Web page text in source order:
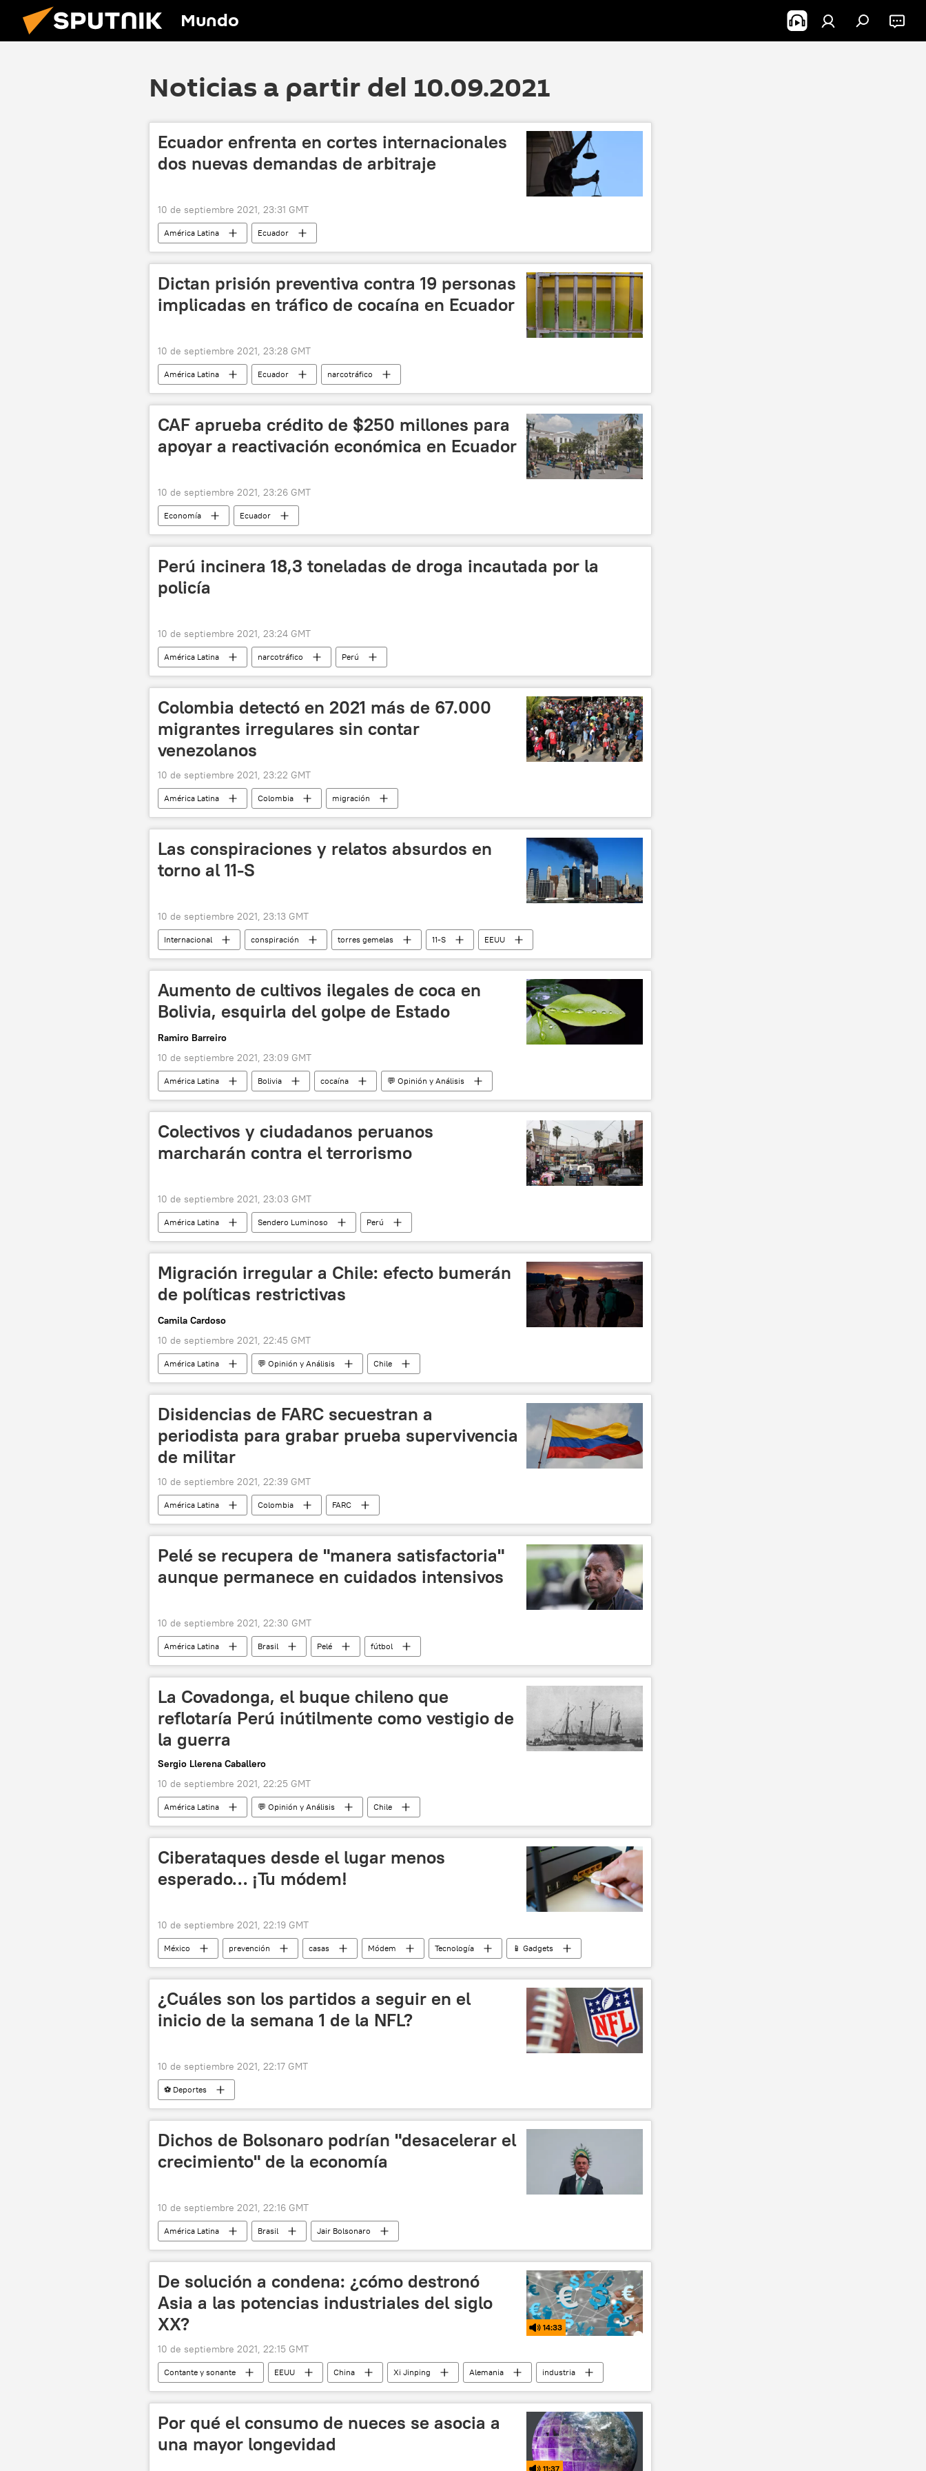
Mundo
Noticias a partir del 10.09.2021
Ecuador enfrenta en cortes internacionales
dos nuevas demandas de arbitraje
10 de septiembre 2021, 23:31 GMT
América Latina Ecuador
Dictan prisión preventiva contra 19 personas
implicadas en tráfico de cocaína en Ecuador
10 de septiembre 2021, 23:28 GMT
América Latina Ecuador narcotráfico
CAF aprueba crédito de $250 millones para
apoyar a reactivación económica en Ecuador
10 de septiembre 2021, 23:26 GMT
Economía Ecuador
Perú incinera 18,3 toneladas de droga incautada por la
policía
10 de septiembre 2021, 23:24 GMT
América Latina narcotráfico Perú
Colombia detectó en 2021 más de 67.000
migrantes irregulares sin contar
venezolanos
10 de septiembre 2021, 23:22 GMT
América Latina Colombia migración
Las conspiraciones y relatos absurdos en
torno al 11-S
10 de septiembre 2021, 23:13 GMT
Internacional conspiración torres gemelas 11-S EEUU
Aumento de cultivos ilegales de coca en
Bolivia, esquirla del golpe de Estado
Ramiro Barreiro
10 de septiembre 2021, 23:09 GMT
América Latina Bolivia cocaína 💬 Opinión y Análisis
Colectivos y ciudadanos peruanos
marcharán contra el terrorismo
10 de septiembre 2021, 23:03 GMT
América Latina Sendero Luminoso Perú
Migración irregular a Chile: efecto bumerán
de políticas restrictivas
Camila Cardoso
10 de septiembre 2021, 22:45 GMT
América Latina 💬 Opinión y Análisis Chile
Disidencias de FARC secuestran a
periodista para grabar prueba supervivencia
de militar
10 de septiembre 2021, 22:39 GMT
América Latina Colombia FARC
Pelé se recupera de "manera satisfactoria"
aunque permanece en cuidados intensivos
10 de septiembre 2021, 22:30 GMT
América Latina Brasil Pelé fútbol
La Covadonga, el buque chileno que
reflotaría Perú inútilmente como vestigio de
la guerra
Sergio Llerena Caballero
10 de septiembre 2021, 22:25 GMT
América Latina 💬 Opinión y Análisis Chile
Ciberataques desde el lugar menos
esperado… ¡Tu módem!
10 de septiembre 2021, 22:19 GMT
México prevención casas Módem Tecnología 📱 Gadgets
¿Cuáles son los partidos a seguir en el
inicio de la semana 1 de la NFL?
10 de septiembre 2021, 22:17 GMT
⚽ Deportes
Dichos de Bolsonaro podrían "desacelerar el
crecimiento" de la economía
10 de septiembre 2021, 22:16 GMT
América Latina Brasil Jair Bolsonaro
De solución a condena: ¿cómo destronó
Asia a las potencias industriales del siglo
XX?
14:33
10 de septiembre 2021, 22:15 GMT
Contante y sonante EEUU China Xi Jinping Alemania
industria
🌏 Asia
actividad industrial industrialización
Por qué el consumo de nueces se asocia a
una mayor longevidad
11:37